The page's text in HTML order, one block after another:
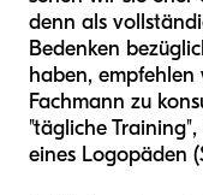
denn als
Bedenken
haben, empfehlen
Fachmann zu
"tägliche
eines Logopäden